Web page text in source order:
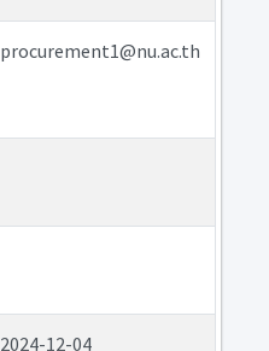
procurement1@nu.ac.th
2024-12-04